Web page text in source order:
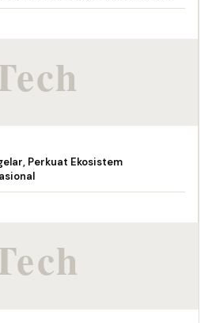
Perkuat Ekosistem